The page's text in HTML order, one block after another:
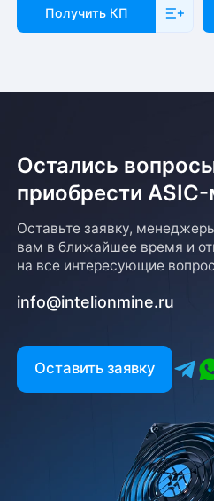
Получить КП
Остались
приобрести
Оставьте заявку,
вам в ближайшее время и
на все интересующие
info@intelionmine.ru
Оставить заявку